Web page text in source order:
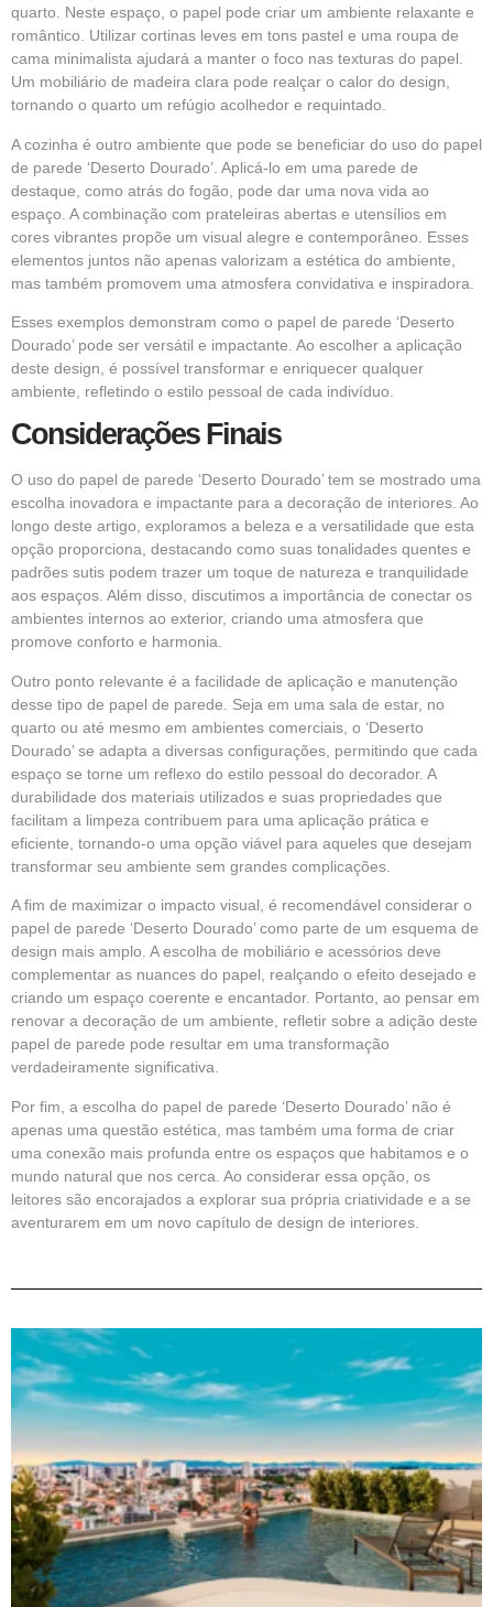
quarto. Neste espaço, o papel pode criar um ambiente relaxante e
romântico. Utilizar cortinas leves em tons pastel e uma roupa de
cama minimalista ajudará a manter o foco nas texturas do papel.
Um mobiliário de madeira clara pode realçar o calor do design,
tornando o quarto um refúgio acolhedor e requintado.
A cozinha é outro ambiente que pode se beneficiar do uso do papel
de parede ‘Deserto Dourado’. Aplicá-lo em uma parede de
destaque, como atrás do fogão, pode dar uma nova vida ao
espaço. A combinação com prateleiras abertas e utensílios em
cores vibrantes propõe um visual alegre e contemporâneo. Esses
elementos juntos não apenas valorizam a estética do ambiente,
mas também promovem uma atmosfera convidativa e inspiradora.
Esses exemplos demonstram como o papel de parede ‘Deserto
Dourado’ pode ser versátil e impactante. Ao escolher a aplicação
deste design, é possível transformar e enriquecer qualquer
ambiente, refletindo o estilo pessoal de cada indivíduo.
Considerações Finais
O uso do papel de parede ‘Deserto Dourado’ tem se mostrado uma
escolha inovadora e impactante para a decoração de interiores. Ao
longo deste artigo, exploramos a beleza e a versatilidade que esta
opção proporciona, destacando como suas tonalidades quentes e
padrões sutis podem trazer um toque de natureza e tranquilidade
aos espaços. Além disso, discutimos a importância de conectar os
ambientes internos ao exterior, criando uma atmosfera que
promove conforto e harmonia.
Outro ponto relevante é a facilidade de aplicação e manutenção
desse tipo de papel de parede. Seja em uma sala de estar, no
quarto ou até mesmo em ambientes comerciais, o ‘Deserto
Dourado’ se adapta a diversas configurações, permitindo que cada
espaço se torne um reflexo do estilo pessoal do decorador. A
durabilidade dos materiais utilizados e suas propriedades que
facilitam a limpeza contribuem para uma aplicação prática e
eficiente, tornando-o uma opção viável para aqueles que desejam
transformar seu ambiente sem grandes complicações.
A fim de maximizar o impacto visual, é recomendável considerar o
papel de parede ‘Deserto Dourado’ como parte de um esquema de
design mais amplo. A escolha de mobiliário e acessórios deve
complementar as nuances do papel, realçando o efeito desejado e
criando um espaço coerente e encantador. Portanto, ao pensar em
renovar a decoração de um ambiente, refletir sobre a adição deste
papel de parede pode resultar em uma transformação
verdadeiramente significativa.
Por fim, a escolha do papel de parede ‘Deserto Dourado’ não é
apenas uma questão estética, mas também uma forma de criar
uma conexão mais profunda entre os espaços que habitamos e o
mundo natural que nos cerca. Ao considerar essa opção, os
leitores são encorajados a explorar sua própria criatividade e a se
aventurarem em um novo capítulo de design de interiores.